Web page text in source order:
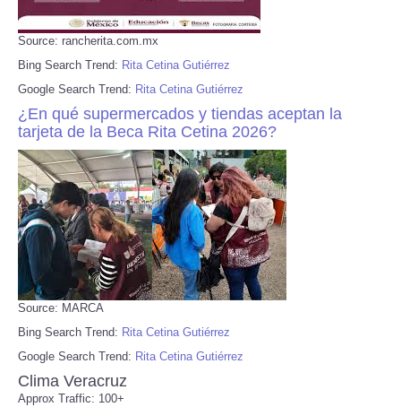
Source: rancherita.com.mx
Bing Search Trend: Rita Cetina Gutiérrez
Google Search Trend: Rita Cetina Gutiérrez
¿En qué supermercados y tiendas aceptan la
tarjeta de la Beca Rita Cetina 2026?
Source: MARCA
Bing Search Trend: Rita Cetina Gutiérrez
Google Search Trend: Rita Cetina Gutiérrez
Clima Veracruz
Approx Traffic: 100+